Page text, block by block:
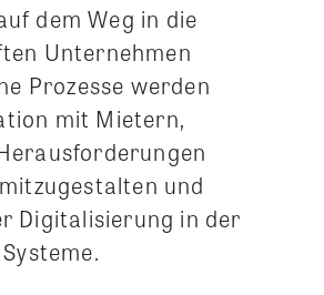
dem Weg in die
Unternehmen
Prozesse werden
mit Mietern,
und
Digitalisierung in der